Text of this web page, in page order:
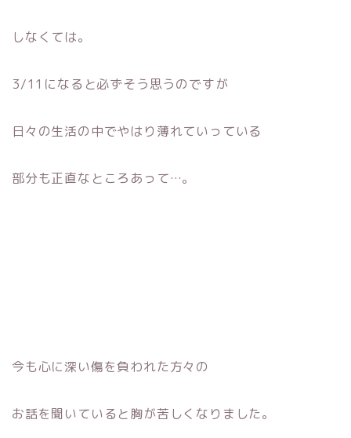
しなくては。
3/11になると必ずそう思うのですが
日々の生活の中でやはり薄れていっている
部分も正直なところあって…。
今も心に深い傷を負われた方々の
お話を聞いていると胸が苦しくなりました。